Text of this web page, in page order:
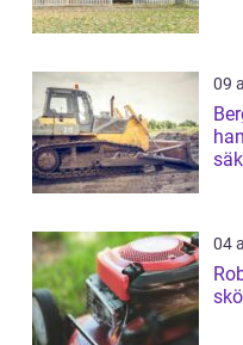
09
04